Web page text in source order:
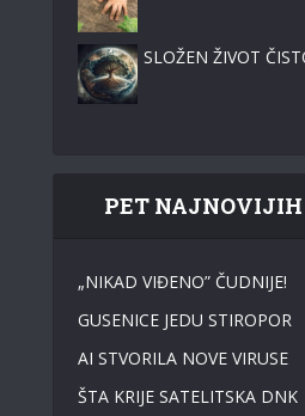
SLOŽEN ŽIVOT
PET NAJNOVIJIH
„NIKAD VIĐENO” ČUDNIJE!
GUSENICE JEDU STIROPOR
AI STVORILA NOVE VIRUSE
ŠTA KRIJE SATELITSKA DNK